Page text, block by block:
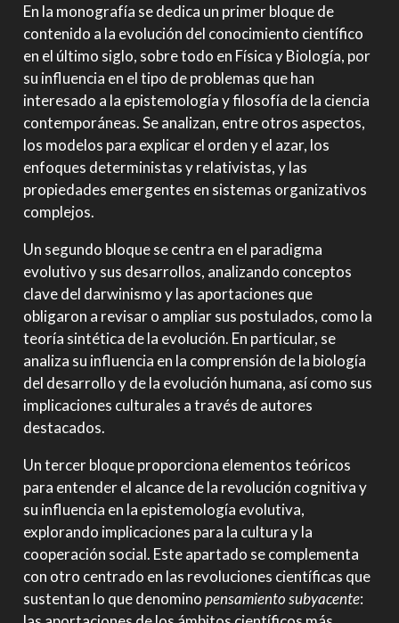
En la monografía se dedica un primer bloque de
contenido a la evolución del conocimiento científico
en el último siglo, sobre todo en Física y Biología, por
su influencia en el tipo de problemas que han
interesado a la epistemología y filosofía de la ciencia
contemporáneas. Se analizan, entre otros aspectos,
los modelos para explicar el orden y el azar, los
enfoques deterministas y relativistas, y las
propiedades emergentes en sistemas organizativos
complejos.
Un segundo bloque se centra en el paradigma
evolutivo y sus desarrollos, analizando conceptos
clave del darwinismo y las aportaciones que
obligaron a revisar o ampliar sus postulados, como la
teoría sintética de la evolución. En particular, se
analiza su influencia en la comprensión de la biología
del desarrollo y de la evolución humana, así como sus
implicaciones culturales a través de autores
destacados.
Un tercer bloque proporciona elementos teóricos
para entender el alcance de la revolución cognitiva y
su influencia en la epistemología evolutiva,
explorando implicaciones para la cultura y la
cooperación social. Este apartado se complementa
con otro centrado en las revoluciones científicas que
sustentan lo que denominopensamiento subyacente: